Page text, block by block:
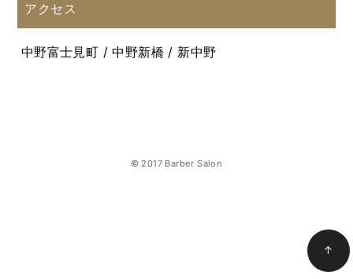
アクセス
中野富士見町 / 中野新橋 / 新中野
© 2017 Barber Salon
↑